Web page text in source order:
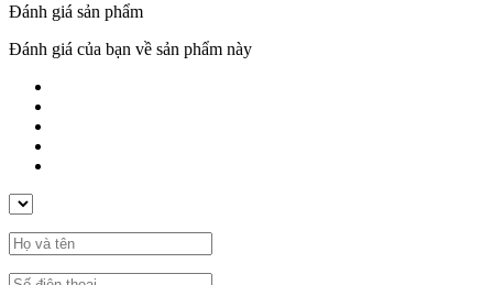
Đánh giá sản phẩm
Đánh giá của bạn về sản phẩm này